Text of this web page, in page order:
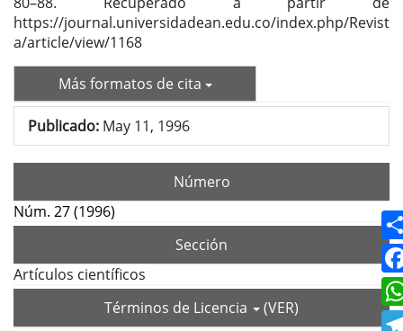
https://journal.universidadean.edu.co/index.php/Revist
a/article/view/1168
Más formatos de cita
Publicado: May 11, 1996
Número
Núm. 27 (1996)
Sección
Artículos científicos
Términos de Licencia
(VER)